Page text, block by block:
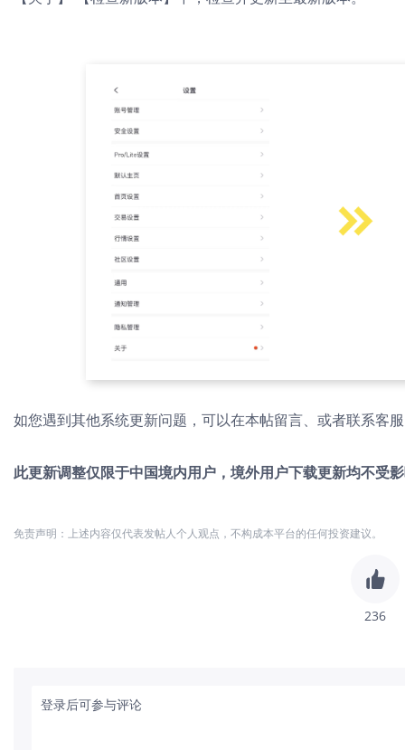
如您遇到其他系统更新问题，可以在本帖留言、或者联系客
此更新调整仅限于中国境内用户，境外用户下载更新均不受
免责声明：上述内容仅代表发帖人个人观点，不构成本平台的任何投资建议。
236
登录后可参与评论